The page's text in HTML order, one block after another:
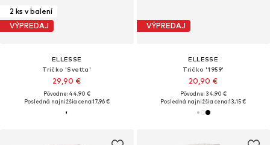
2 ks v balení
VÝPREDAJ
ELLESSE
Tričko 'Svetta'
29,90 €
Pôvodne: 44,90 €
Posledná najnižšia cena:17,96 €
VÝPREDAJ
ELLESSE
Tričko '1959'
20,90 €
Pôvodne: 34,90 €
Posledná najnižšia cena:13,15 €